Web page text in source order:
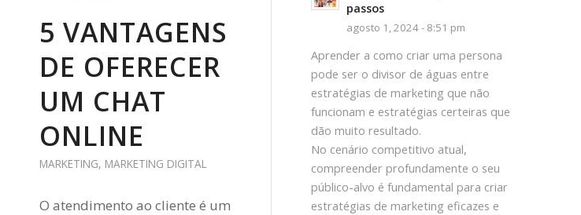
5 VANTAGENS
DE OFERECER
UM CHAT
ONLINE
MARKETING, MARKETING DIGITAL
O atendimento ao cliente é um
passos
agosto 1, 2024 - 8:51 pm
Aprender a como criar uma persona
pode ser o divisor de águas entre
estratégias de marketing que não
funcionam e estratégias certeiras que
dão muito resultado.
No cenário competitivo atual,
compreender profundamente o seu
público-alvo é fundamental para criar
estratégias de marketing eficazes e